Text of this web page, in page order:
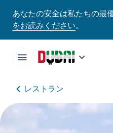
あなたの安全は私たちの最
をお読みください。
レストラン